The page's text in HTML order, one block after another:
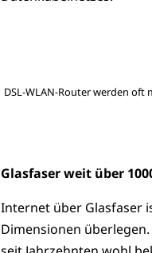
DSL-WLAN-Router werden oft
Glasfaser weit über
Internet über Glasfaser
Dimensionen